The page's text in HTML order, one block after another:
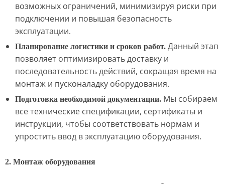
возможных ограничений, минимизируя риски при
подключении и повышая безопасность
эксплуатации.
Планирование логистики и сроков работ. Данный этап
позволяет оптимизировать доставку и
последовательность действий, сокращая время на
монтаж и пусконаладку оборудования.
Подготовка необходимой документации. Мы собираем
все технические спецификации, сертификаты и
инструкции, чтобы соответствовать нормам и
упростить ввод в эксплуатацию оборудования.
2. Монтаж оборудования